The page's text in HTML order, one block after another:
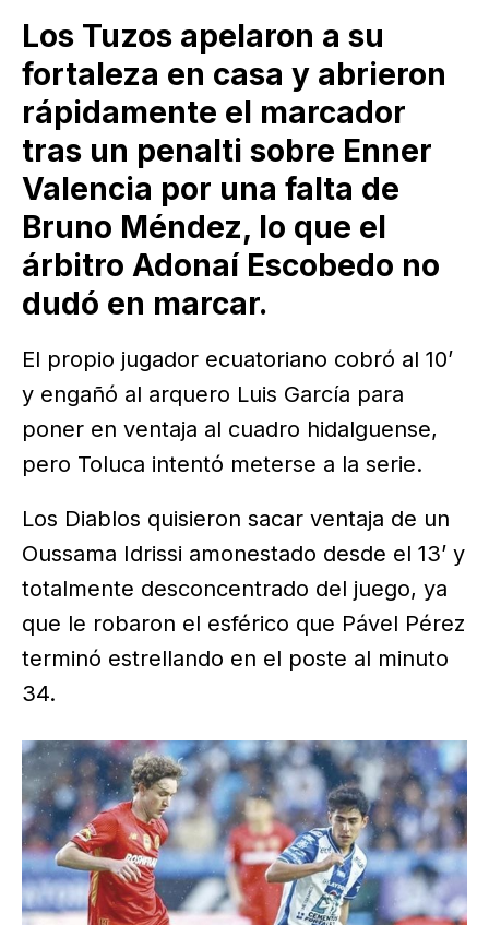
Los Tuzos apelaron a su
fortaleza en casa y abrieron
rápidamente el marcador
tras un penalti sobre Enner
Valencia por una falta de
Bruno Méndez, lo que el
árbitro Adonaí Escobedo no
dudó en marcar.
El propio jugador ecuatoriano cobró al 10’
y engañó al arquero Luis García para
poner en ventaja al cuadro hidalguense,
pero Toluca intentó meterse a la serie.
Los Diablos quisieron sacar ventaja de un
Oussama Idrissi amonestado desde el 13’ y
totalmente desconcentrado del juego, ya
que le robaron el esférico que Pável Pérez
terminó estrellando en el poste al minuto
34.